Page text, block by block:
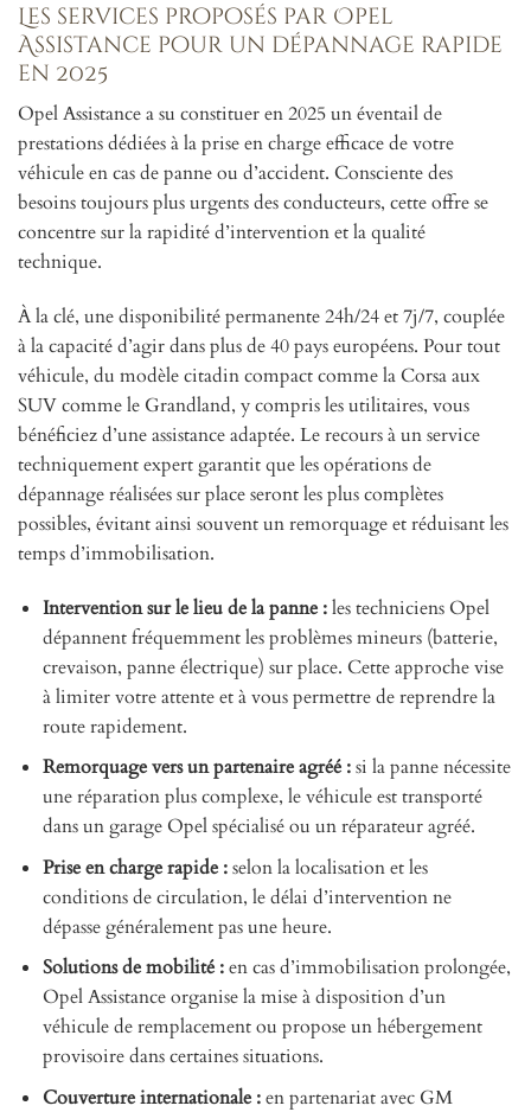
Les services proposés par Opel
Assistance pour un dépannage rapide
en 2025
Opel Assistance a su constituer en 2025 un éventail de
prestations dédiées à la prise en charge efficace de votre
véhicule en cas de panne ou d’accident. Consciente des
besoins toujours plus urgents des conducteurs, cette offre se
concentre sur la rapidité d’intervention et la qualité
technique.
À la clé, une disponibilité permanente 24h/24 et 7j/7, couplée
à la capacité d’agir dans plus de 40 pays européens. Pour tout
véhicule, du modèle citadin compact comme la Corsa aux
SUV comme le Grandland, y compris les utilitaires, vous
bénéficiez d’une assistance adaptée. Le recours à un service
techniquement expert garantit que les opérations de
dépannage réalisées sur place seront les plus complètes
possibles, évitant ainsi souvent un remorquage et réduisant les
temps d’immobilisation.
Intervention sur le lieu de la panne :les techniciens Opel
dépannent fréquemment les problèmes mineurs (batterie,
crevaison, panne électrique) sur place. Cette approche vise
à limiter votre attente et à vous permettre de reprendre la
route rapidement.
Remorquage vers un partenaire agréé :si la panne nécessite
une réparation plus complexe, le véhicule est transporté
dans un garage Opel spécialisé ou un réparateur agréé.
Prise en charge rapide :selon la localisation et les
conditions de circulation, le délai d’intervention ne
dépasse généralement pas une heure.
Solutions de mobilité :en cas d’immobilisation prolongée,
Opel Assistance organise la mise à disposition d’un
véhicule de remplacement ou propose un hébergement
provisoire dans certaines situations.
Couverture internationale :en partenariat avec GM